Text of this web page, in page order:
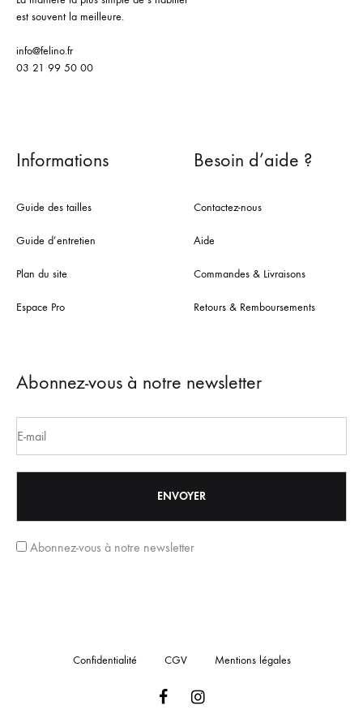
est souvent la meilleure.
info@felino.fr
03 21 99 50 00
Informations
Guide des tailles
Guide d’entretien
Plan du site
Espace Pro
Besoin d’aide ?
Contactez-nous
Aide
Commandes & Livraisons
Retours & Remboursements
Abonnez-vous à notre newsletter
Abonnez-vous à notre newsletter
Confidentialité CGV Mentions légales
FacebookInstagram